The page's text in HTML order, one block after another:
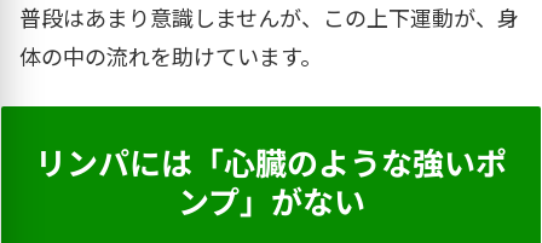
普段はあまり意識しませんが、この上下運動が、身
体の中の流れを助けています。
リンパには「心臓のような強いポ
ンプ」がない